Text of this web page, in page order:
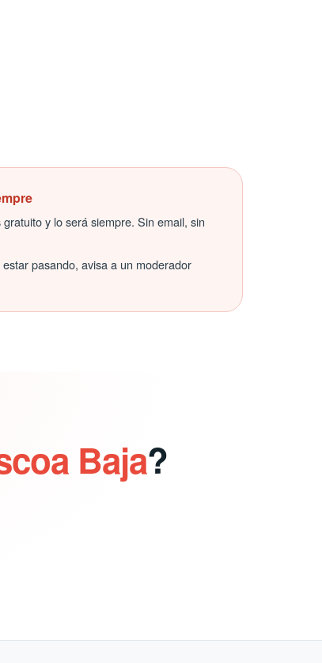
y lo será siempre. Sin email, sin
pasando, avisa a un moderador
Baja?